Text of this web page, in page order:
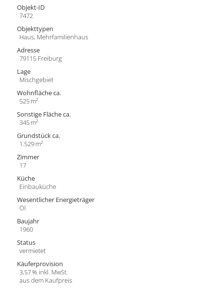
Objekt-ID
7472
Objekttypen
Haus, Mehrfamilienhaus
Adresse
79115 Freiburg
Lage
Mischgebiet
Wohnfläche ca.
525 m²
Sonstige Fläche ca.
345 m²
Grund­stück ca.
1.529 m²
Zimmer
17
Küche
Einbauküche
Wesentlicher Energieträger
Öl
Baujahr
1960
Status
vermietet
Käufer­provision
3,57 % inkl. MwSt.
aus dem Kaufpreis